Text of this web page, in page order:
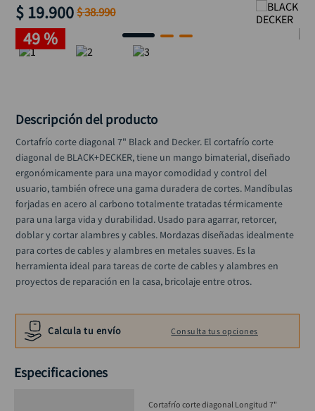
$ 19.900 $38.990
49 %
Descripción del producto
Cortafrío corte diagonal 7" Black and Decker. El cortafrío corte
diagonal de BLACK+DECKER, tiene un mango bimaterial, diseñado
ergonómicamente para una mayor comodidad y control del
usuario, también ofrece una gama duradera de cortes. Mandíbulas
forjadas en acero al carbono totalmente tratadas térmicamente
para una larga vida y durabilidad. Usado para agarrar, retorcer,
doblar y cortar alambres y cables. Mordazas diseñadas idealmente
para cortes de cables y alambres en metales suaves. Es la
herramienta ideal para tareas de corte de cables y alambres en
proyectos de reparación en la casa, bricolaje entre otros.
Calcula tu envío Consulta tus opciones
Especificaciones
Cortafrío corte diagonal Longitud 7"
combo
ruteadora
rueda
hidrolavadora